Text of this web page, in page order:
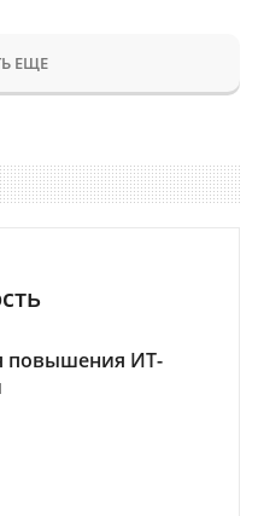
ЕЩЕ
повышения ИТ-